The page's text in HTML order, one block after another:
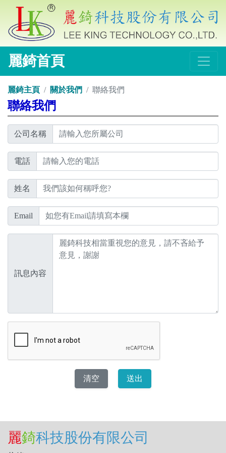
麗錡首頁
麗錡主頁 關於我們 聯絡我們
聯絡我們
公司名稱
電話
姓名
Email
訊息內容
麗錡科技股份有限公司